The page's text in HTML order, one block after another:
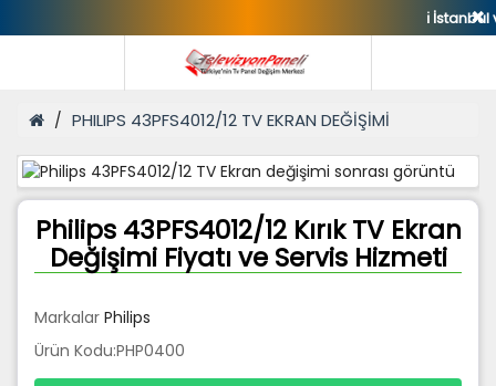
ℹ️ İstanbul ve✖
PHILIPS 43PFS4012/12 TV EKRAN DEĞİŞİMİ
Philips 43PFS4012/12 Kırık TV Ekran
Değişimi Fiyatı ve Servis Hizmeti
Markalar Philips
Ürün Kodu:PHP0400